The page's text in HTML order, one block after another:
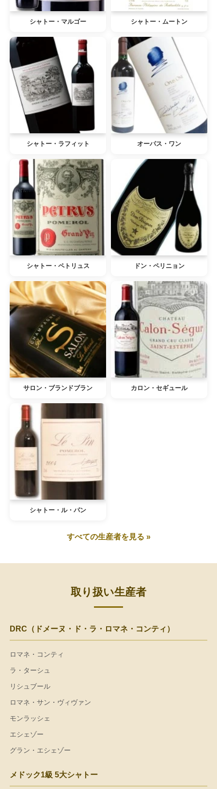
シャトー・マルゴー シャトー・ムートン
シャトー・ラフィット オーパス・ワン
シャトー・ペトリュス ドン・ペリニョン
サロン・ブランドブラン カロン・セギュール
シャトー・ル・パン
すべての生産者を見る »
取り扱い生産者
DRC（ドメーヌ・ド・ラ・ロマネ・コンティ）
ロマネ・コンティ
ラ・ターシュ
リシュブール
ロマネ・サン・ヴィヴァン
モンラッシェ
エシェゾー
グラン・エシェゾー
メドック1級 5大シャトー